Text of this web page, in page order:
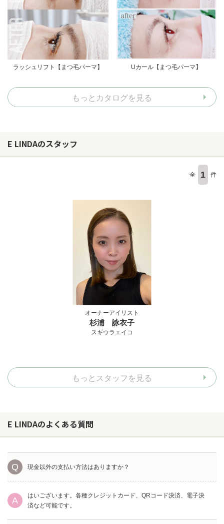
ラッシュリフト【まつ毛パーマ】 Uカール【まつ毛パーマ】
もっとカタログを見る
E LINDAのスタッフ
全 1 件
オーナーアイリスト
杉浦 詠衣子
スギウラエイコ
もっとスタッフを見る
E LINDAのよくある質問
現金以外の支払い方法はありますか？
はいございます。各種クレジットカード、QRコード決済、電子決
済など可能です。